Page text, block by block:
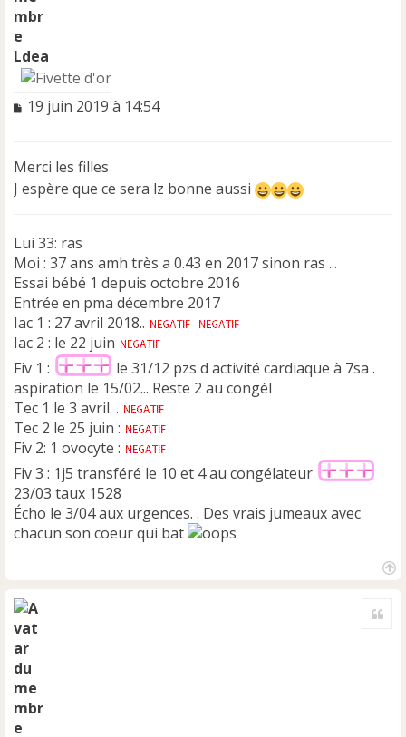
Ldea
M
s
a
g
o
n
l
u
19 juin 2019 à 14:54
Merci les filles
J espère que ce sera lz bonne aussi
Lui 33: ras
Moi : 37 ans amh très a 0.43 en 2017 sinon ras ...
Essai bébé 1 depuis octobre 2016
Entrée en pma décembre 2017
Iac 1 : 27 avril 2018..
Iac 2 : le 22 juin
Fiv 1 :
le 31/12 pzs d activité cardiaque à 7sa .
aspiration le 15/02... Reste 2 au congél
Tec 1 le 3 avril. .
Tec 2 le 25 juin :
Fiv 2: 1 ovocyte :
Fiv 3 : 1j5 transféré le 10 et 4 au congélateur
23/03 taux 1528
Écho le 3/04 aux urgences. . Des vrais jumeaux avec
chacun son coeur qui bat